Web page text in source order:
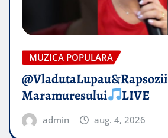
MUZICA POPULARA
@VladutaLupau&Rapsozii
Maramuresului
LIVE
admin aug. 4, 2026